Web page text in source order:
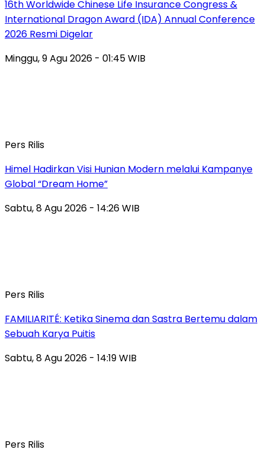
16th Worldwide Chinese Life Insurance Congress &
International Dragon Award (IDA) Annual Conference
2026 Resmi Digelar
Minggu, 9 Agu 2026 - 01:45 WIB
Pers Rilis
Himel Hadirkan Visi Hunian Modern melalui Kampanye
Global “Dream Home”
Sabtu, 8 Agu 2026 - 14:26 WIB
Pers Rilis
FAMILIARITÉ: Ketika Sinema dan Sastra Bertemu dalam
Sebuah Karya Puitis
Sabtu, 8 Agu 2026 - 14:19 WIB
Pers Rilis